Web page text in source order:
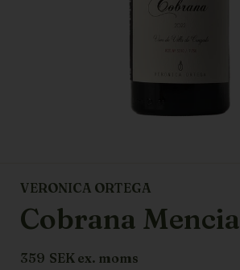
VERONICA ORTEGA
Cobrana Mencia
359 SEK ex. moms